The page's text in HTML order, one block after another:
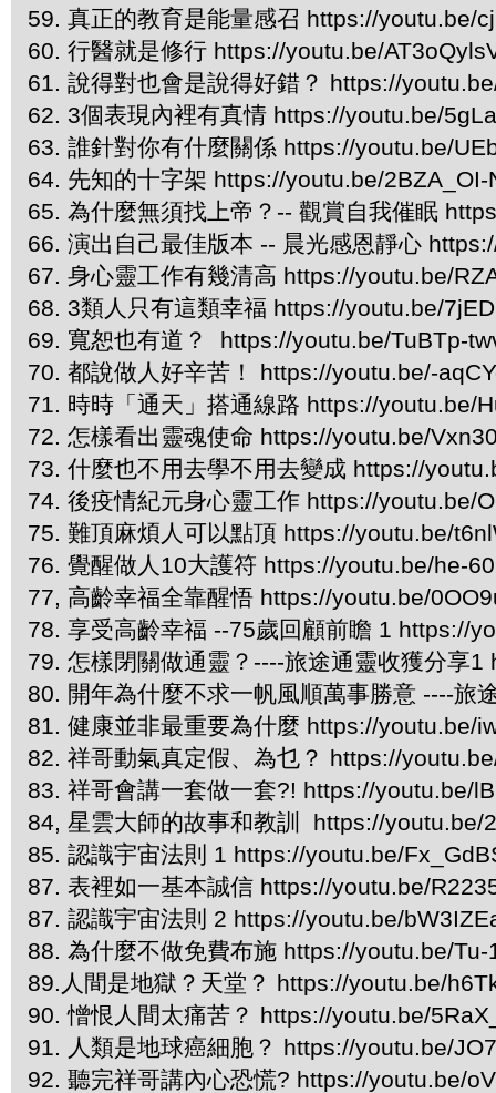
59. 真正的教育是能量感召 https://youtu.be/
60. 行醫就是修行 https://youtu.be/
61. 說得對也會是說得好錯？ https://
62. 3個表現內裡有真情 https://youtu.be/
63. 誰針對你有什麼關係 https://youtu.be/
64. 先知的十字架 https://youtu.be/2BZA_OI-
65. 為什麼無須找上帝？-- 觀賞自我催眠
66. 演出自己最佳版本 -- 晨光感恩靜心
67. 身心靈工作有幾清高 https://youtu.be/
68. 3類人只有這類幸福 https://youtu.be/
69. 寬恕也有道？ https://youtu.be/TuBTp-
70. 都說做人好辛苦！ https://youtu.be/-
71. 時時「通天」搭通線路 https://youtu.be/
72. 怎樣看出靈魂使命 https://youtu.be/
73. 什麼也不用去學不用去變成 https://
74. 後疫情紀元身心靈工作 https://youtu.be/
75. 難頂麻煩人可以點頂 https://youtu.be/
76. 覺醒做人10大護符 https://youtu.be/he-
77, 高齡幸福全靠醒悟 https://youtu.be/
78. 享受高齡幸福 --75歲回顧前瞻 1 https://
79. 怎樣閉關做通靈？----旅途通靈收獲分享
80. 開年為什麼不求一帆風順萬事勝意 ----
81. 健康並非最重要為什麼 https://youtu.be/
82. 祥哥動氣真定假、為乜？ https://
83. 祥哥會講一套做一套?! https://youtu.be/
84, 星雲大師的故事和教訓 https://youtu.be/
85. 認識宇宙法則 1 https://youtu.be/
87. 表裡如一基本誠信 https://youtu.be/
87. 認識宇宙法則 2 https://youtu.be/
88. 為什麼不做免費布施 https://youtu.be/Tu-
89.人間是地獄？天堂？ https://youtu.be/
90. 憎恨人間太痛苦？ https://youtu.be/
91. 人類是地球癌細胞？ https://youtu.be/
92. 聽完祥哥講內心恐慌? https://youtu.be/